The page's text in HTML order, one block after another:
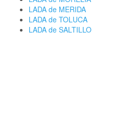
LADA de MERIDA
LADA de TOLUCA
LADA de SALTILLO